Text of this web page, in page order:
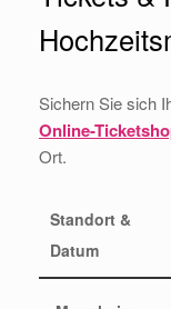
Sichern Sie sich
Online-
Ort.
Standort &
Datum